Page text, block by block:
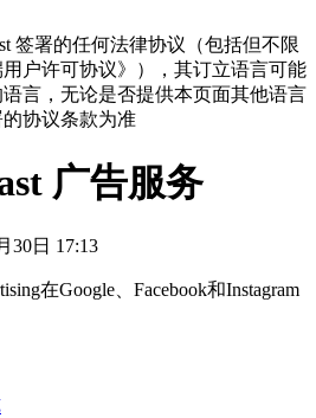
签署的任何法律协议（包括但不限
户许可协议》），其订立语言可能
言，无论是否提供本页面其他语言
协议条款为准
广告服务
30日 17:13
在Google、Facebook和Instagram